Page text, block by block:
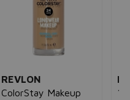
REVLON
ColorStay Makeup